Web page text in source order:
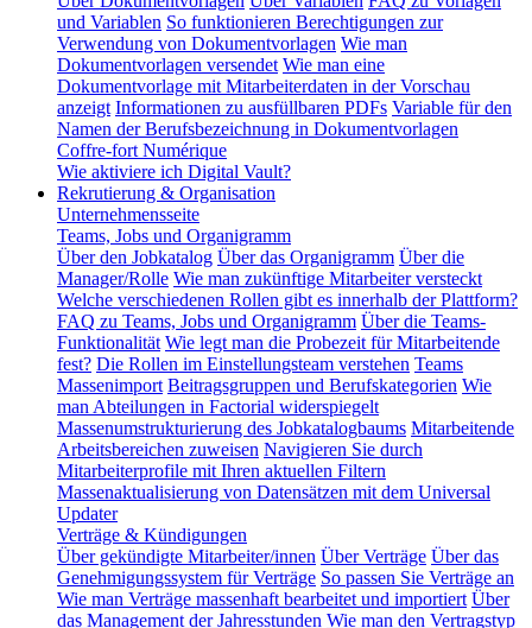
und Variablen So funktionieren Berechtigungen zur
Verwendung von Dokumentvorlagen Wie man
Dokumentvorlagen versendet Wie man eine
Dokumentvorlage mit Mitarbeiterdaten in der Vorschau
anzeigt Informationen zu ausfüllbaren PDFs Variable für den
Namen der Berufsbezeichnung in Dokumentvorlagen
Coffre-fort Numérique
Wie aktiviere ich Digital Vault?
Rekrutierung & Organisation
Unternehmensseite
Teams, Jobs und Organigramm
Über den Jobkatalog Über das Organigramm Über die
Manager/Rolle Wie man zukünftige Mitarbeiter versteckt
Welche verschiedenen Rollen gibt es innerhalb der Plattform?
FAQ zu Teams, Jobs und Organigramm Über die Teams-
Funktionalität Wie legt man die Probezeit für Mitarbeitende
fest? Die Rollen im Einstellungsteam verstehen Teams
Massenimport Beitragsgruppen und Berufskategorien Wie
man Abteilungen in Factorial widerspiegelt
Massenumstrukturierung des Jobkatalogbaums Mitarbeitende
Arbeitsbereichen zuweisen Navigieren Sie durch
Mitarbeiterprofile mit Ihren aktuellen Filtern
Massenaktualisierung von Datensätzen mit dem Universal
Updater
Verträge & Kündigungen
Über gekündigte Mitarbeiter/innen Über Verträge Über das
Genehmigungssystem für Verträge So passen Sie Verträge an
Wie man Verträge massenhaft bearbeitet und importiert Über
das Management der Jahresstunden Wie man den Vertragstyp